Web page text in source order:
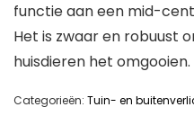
functie aan een mid-
Het is zwaar en robuust
huisdieren het omgooien.
Categorieën: Tuin- en